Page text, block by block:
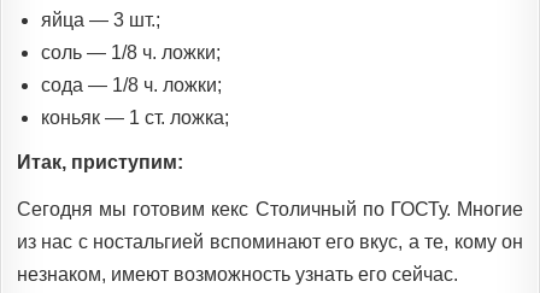
яйца — 3 шт.;
соль — 1/8 ч. ложки;
сода — 1/8 ч. ложки;
коньяк — 1 ст. ложка;
Итак, приступим:
Сегодня мы готовим кекс Столичный по ГОСТу. Многие
из нас с ностальгией вспоминают его вкус, а те, кому он
незнаком, имеют возможность узнать его сейчас.